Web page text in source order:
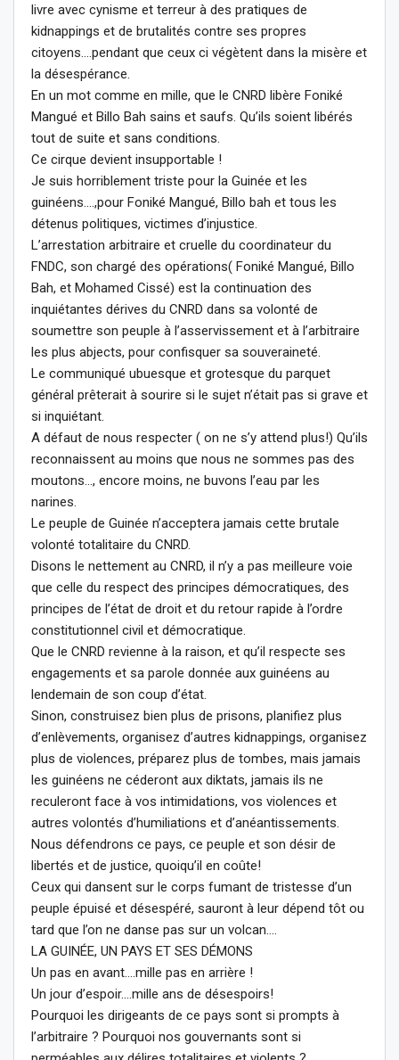
livre avec cynisme et terreur à des pratiques de
kidnappings et de brutalités contre ses propres
citoyens….pendant que ceux ci végètent dans la misère et
la désespérance.
En un mot comme en mille, que le CNRD libère Foniké
Mangué et Billo Bah sains et saufs. Qu’ils soient libérés
tout de suite et sans conditions.
Ce cirque devient insupportable !
Je suis horriblement triste pour la Guinée et les
guinéens….,pour Foniké Mangué, Billo bah et tous les
détenus politiques, victimes d’injustice.
L’arrestation arbitraire et cruelle du coordinateur du
FNDC, son chargé des opérations( Foniké Mangué, Billo
Bah, et Mohamed Cissé) est la continuation des
inquiétantes dérives du CNRD dans sa volonté de
soumettre son peuple à l’asservissement et à l’arbitraire
les plus abjects, pour confisquer sa souveraineté.
Le communiqué ubuesque et grotesque du parquet
général prêterait à sourire si le sujet n’était pas si grave et
si inquiétant.
A défaut de nous respecter ( on ne s’y attend plus!) Qu’ils
reconnaissent au moins que nous ne sommes pas des
moutons…, encore moins, ne buvons l’eau par les
narines.
Le peuple de Guinée n’acceptera jamais cette brutale
volonté totalitaire du CNRD.
Disons le nettement au CNRD, il n’y a pas meilleure voie
que celle du respect des principes démocratiques, des
principes de l’état de droit et du retour rapide à l’ordre
constitutionnel civil et démocratique.
Que le CNRD revienne à la raison, et qu’il respecte ses
engagements et sa parole donnée aux guinéens au
lendemain de son coup d’état.
Sinon, construisez bien plus de prisons, planifiez plus
d’enlèvements, organisez d’autres kidnappings, organisez
plus de violences, préparez plus de tombes, mais jamais
les guinéens ne céderont aux diktats, jamais ils ne
reculeront face à vos intimidations, vos violences et
autres volontés d’humiliations et d’anéantissements.
Nous défendrons ce pays, ce peuple et son désir de
libertés et de justice, quoiqu’il en coûte!
Ceux qui dansent sur le corps fumant de tristesse d’un
peuple épuisé et désespéré, sauront à leur dépend tôt ou
tard que l’on ne danse pas sur un volcan….
LA GUINÉE, UN PAYS ET SES DÉMONS
Un pas en avant….mille pas en arrière !
Un jour d’espoir….mille ans de désespoirs!
Pourquoi les dirigeants de ce pays sont si prompts à
l’arbitraire ? Pourquoi nos gouvernants sont si